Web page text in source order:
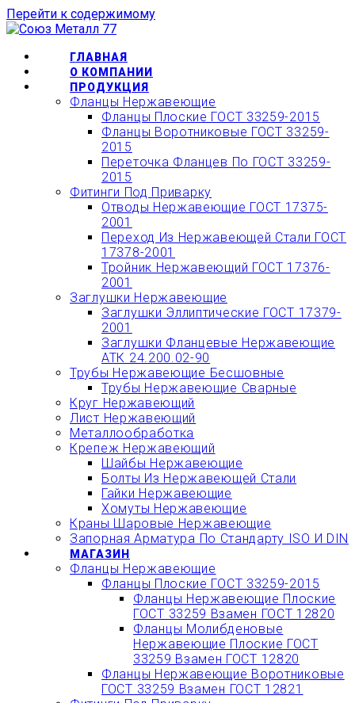
Перейти к содержимому
ГЛАВНАЯ
О КОМПАНИИ
ПРОДУКЦИЯ
Фланцы Нержавеющие
Фланцы Плоские ГОСТ 33259-2015
Фланцы Воротниковые ГОСТ 33259-
2015
Переточка Фланцев По ГОСТ 33259-
2015
Фитинги Под Приварку
Отводы Нержавеющие ГОСТ 17375-
2001
Переход Из Нержавеющей Стали ГОСТ
17378-2001
Тройник Нержавеющий ГОСТ 17376-
2001
Заглушки Нержавеющие
Заглушки Эллиптические ГОСТ 17379-
2001
Заглушки Фланцевые Нержавеющие
АТК 24.200.02-90
Трубы Нержавеющие Бесшовные
Трубы Нержавеющие Сварные
Круг Нержавеющий
Лист Нержавеющий
Металлообработка
Крепеж Нержавеющий
Шайбы Нержавеющие
Болты Из Нержавеющей Стали
Гайки Нержавеющие
Хомуты Нержавеющие
Краны Шаровые Нержавеющие
Запорная Арматура По Стандарту ISO И DIN
МАГАЗИН
Фланцы Нержавеющие
Фланцы Плоские ГОСТ 33259-2015
Фланцы Нержавеющие Плоские
ГОСТ 33259 Взамен ГОСТ 12820
Фланцы Молибденовые
Нержавеющие Плоские ГОСТ
33259 Взамен ГОСТ 12820
Фланцы Нержавеющие Воротниковые
ГОСТ 33259 Взамен ГОСТ 12821
ОФОРМИТЬ БЫСТРЫЙ
ТОВАР ОНЛАЙН